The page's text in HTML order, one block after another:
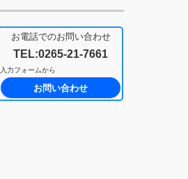
お電話でのお問い合わせ
TEL:0265-21-7661
入力フォームから
お問い合わせ